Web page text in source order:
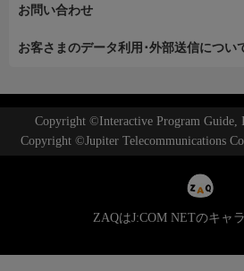
お問い合わせ
お客さまのデータ利用･外部送信につい
Copyright ©Interactive Program Guide,
Copyright ©Jupiter Telecommunications
ZAQはJ:COM NETのキャ